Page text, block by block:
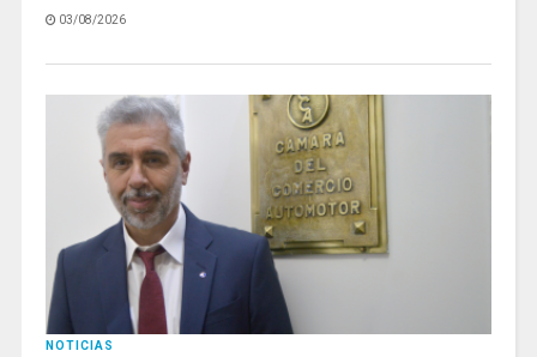
03/08/2026
NOTICIAS